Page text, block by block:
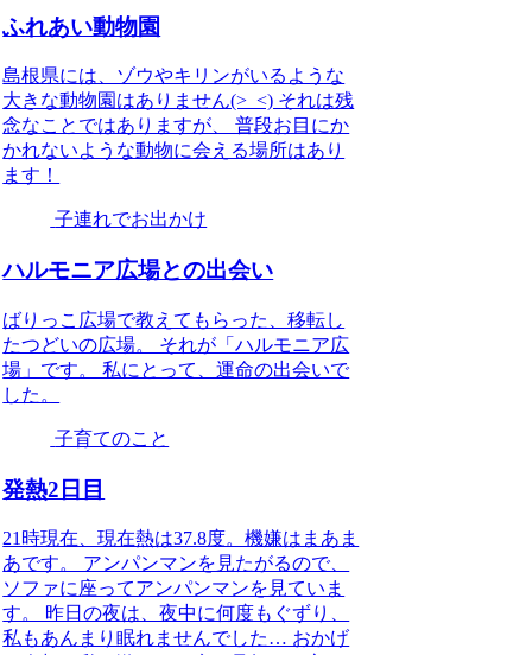
ふれあい動物園
島根県には、ゾウやキリンがいるような
大きな動物園はありません(>_<) それは残
念なことではありますが、 普段お目にか
かれないような動物に会える場所はあり
ます！
子連れでお出かけ
ハルモニア広場との出会い
ばりっこ広場で教えてもらった、移転し
たつどいの広場。 それが「ハルモニア広
場」です。 私にとって、運命の出会いで
した。
子育てのこと
発熱2日目
21時現在、現在熱は37.8度。機嫌はまあま
あです。 アンパンマンを見たがるので、
ソファに座ってアンパンマンを見ていま
す。 昨日の夜は、夜中に何度もぐずり、
私もあんまり眠れませんでした… おかげ